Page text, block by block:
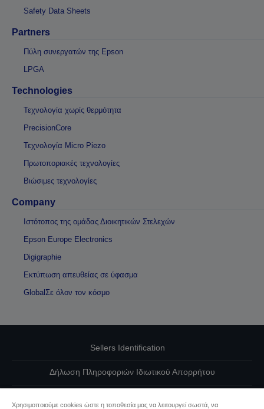
Safety Data Sheets
Partners
Πύλη συνεργατών της Epson
LPGA
Technologies
Τεχνολογία χωρίς θερμότητα
PrecisionCore
Τεχνολογία Micro Piezo
Πρωτοποριακές τεχνολογίες
Βιώσιμες τεχνολογίες
Company
Ιστότοπος της ομάδας Διοικητικών Στελεχών
Epson Europe Electronics
Digigraphie
Εκτύπωση απευθείας σε ύφασμα
GlobalΣε όλον τον κόσμο
Sellers Identification
Δήλωση Πληροφοριών Ιδιωτικού Απορρήτου
Χρησιμοποιούμε cookies ώστε η τοποθεσία μας να λειτουργεί σωστά, να